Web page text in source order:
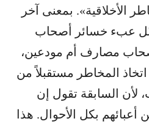
الأخلاقية». بمعنى آخر
عبء خسائر أصحاب
مصارف أم مودعين،
المخاطر مستقبلاً من
لأن السابقة تقول إن
بكل الأحوال. هذا